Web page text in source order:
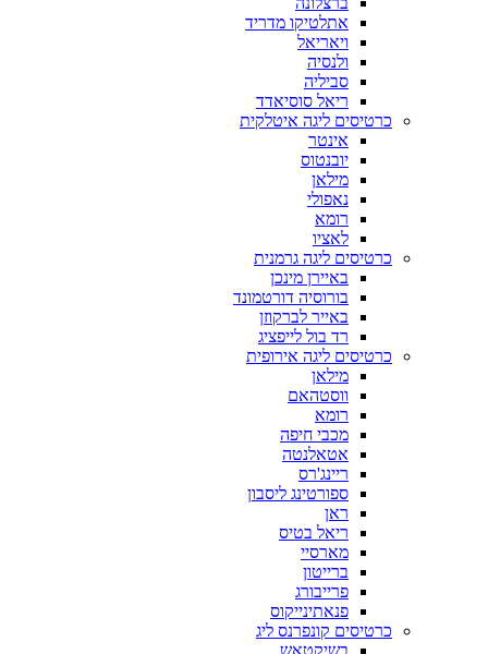
אתלטיקו מדריד
ויאריאל
ולנסיה
סביליה
ריאל סוסיאדד
כרטיסים ליגה איטלקית
אינטר
יובנטוס
מילאן
נאפולי
רומא
לאציו
כרטיסים ליגה גרמנית
באיירן מינכן
בורוסיה דורטמונד
באייר לברקוזן
רד בול לייפציג
כרטיסים ליגה אירופית
מילאן
ווסטהאם
רומא
מכבי חיפה
אטאלנטה
ריינג'רס
ספורטינג ליסבון
ראן
ריאל בטיס
מארסיי
ברייטון
פרייבורג
פנאתינייקוס
כרטיסים קונפרנס ליג
בשיקטאש